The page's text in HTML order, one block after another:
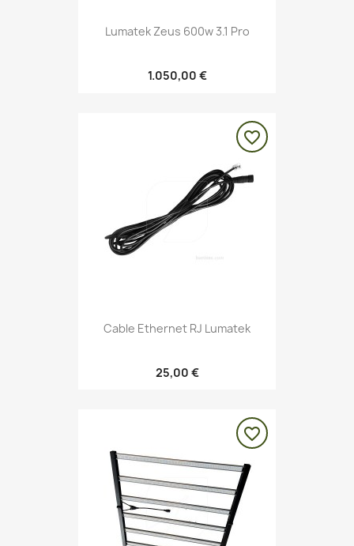
Lumatek Zeus 600w 3.1 Pro
1.050,00 €
Cable Ethernet RJ Lumatek
25,00 €
favorite_border
favorite_border